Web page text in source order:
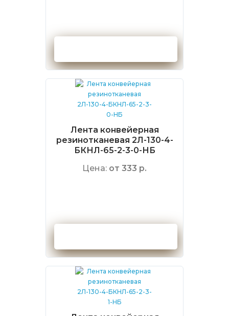
Лента конвейерная
резинотканевая 2Л-130-4-
БКНЛ-65-2-3-0-НБ
Цена: от 333 р.